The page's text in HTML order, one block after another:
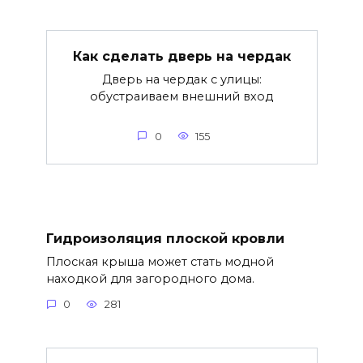
Как сделать дверь на чердак
Дверь на чердак с улицы:
обустраиваем внешний вход
0 155
Гидроизоляция плоской кровли
Плоская крыша может стать модной
находкой для загородного дома.
0 281